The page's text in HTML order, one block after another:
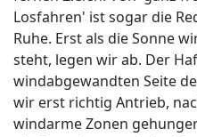
Losfahren' ist sogar die
Ruhe. Erst als die Sonne
steht, legen wir ab. Der
windabgewandten Seite
wir erst richtig Antrieb,
windarme Zonen